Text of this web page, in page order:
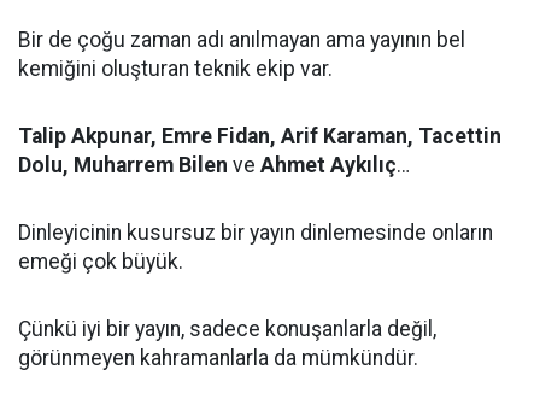
Bir de çoğu zaman adı anılmayan ama yayının bel
kemiğini oluşturan teknik ekip var.
Talip Akpunar, Emre Fidan, Arif Karaman, Tacettin
Dolu, Muharrem Bilen ve Ahmet Aykılıç…
Dinleyicinin kusursuz bir yayın dinlemesinde onların
emeği çok büyük.
Çünkü iyi bir yayın, sadece konuşanlarla değil,
görünmeyen kahramanlarla da mümkündür.